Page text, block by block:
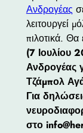
Ανδρογέας
λειτουργεί
πιλοτικά.
(7 Ιουλίου
Ανδρογέας
Τζάμπολ
Για
στο